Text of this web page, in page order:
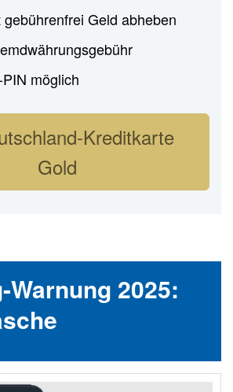
gebührenfrei Geld abheben
möglich
Kreditkarte
Gold
Warnung 2025: